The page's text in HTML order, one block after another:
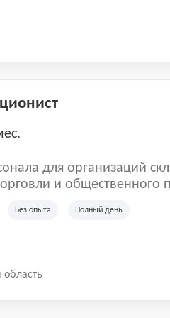
для организаций
и общественного питания. Мы
года. Самая главная цель
вахта, работа с
работник склада,
Без опыта Полный день
область